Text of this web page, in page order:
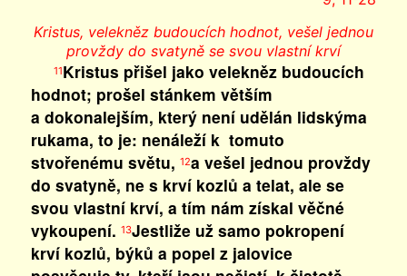
Kristus, velekněz budoucích hodnot, vešel jednou
provždy do svatyně se svou vlastní krví
11Kristus přišel jako velekněz budoucích
hodnot; prošel stánkem větším
a dokonalejším, který není udělán lidskýma
rukama, to je: nenáleží k tomuto
stvořenému světu, 12a vešel jednou provždy
do svatyně, ne s krví kozlů a telat, ale se
svou vlastní krví, a tím nám získal věčné
vykoupení. 13Jestliže už samo pokropení
krví kozlů, býků a popel z jalovice